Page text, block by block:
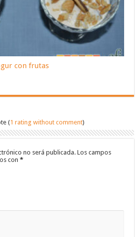
con frutas
(1 rating without comment)
no será publicada. Los campos
con*